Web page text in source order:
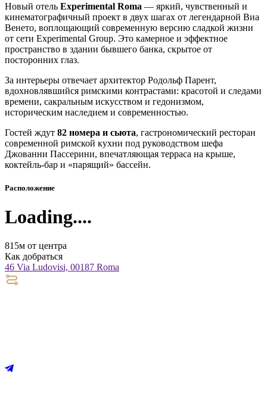
Новый отель Experimental Roma — яркий, чувственный и
кинематографичный проект в двух шагах от легендарной Виа
Венето, воплощающий современную версию сладкой жизни
от сети Experimental Group. Это камерное и эффектное
пространство в здании бывшего банка, скрытое от
посторонних глаз.
За интерьеры отвечает архитектор Родольф Парент,
вдохновлявшийся римскими контрастами: красотой и следами
времени, сакральным искусством и гедонизмом,
историческим наследием и современностью.
Гостей ждут 82 номера и сьюта, гастрономический ресторан
современной римской кухни под руководством шефа
Джованни Пассерини, впечатляющая терраса на крыше,
коктейль-бар и «парящий» бассейн.
Расположение
Loading....
815м от центра
Как добраться
46 Via Ludovisi, 00187 Roma